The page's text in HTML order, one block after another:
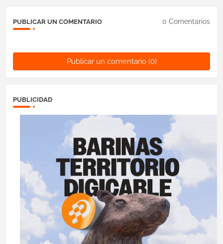
PUBLICAR UN COMENTARIO 0 Comentarios
Publicar un comentario (0)
PUBLICIDAD